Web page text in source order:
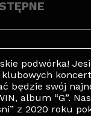
podwórka!
będzie swój
album “G”.
z 2020 roku